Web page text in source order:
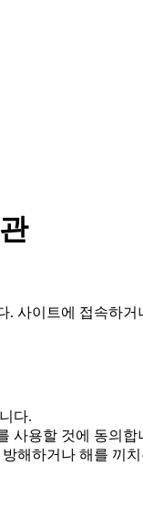
사이트에 접속하
다.
사용할 것에 동의합
해하거나 해를 끼